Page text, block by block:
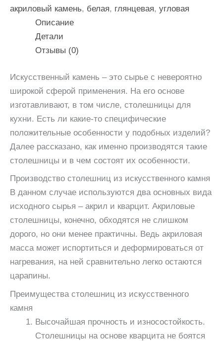
акриловый камень, белая, глянцевая, угловая
Описание
Детали
Отзывы (0)
Искусственный камень – это сырье с невероятно
широкой сферой применения. На его основе
изготавливают, в том числе, столешницы для
кухни. Есть ли какие-то специфические
положительные особенности у подобных изделий?
Далее рассказано, как именно производятся такие
столешницы и в чем состоят их особенности.
Производство столешниц из искусственного камня
В данном случае используются два основных вида
исходного сырья – акрил и кварцит. Акриловые
столешницы, конечно, обходятся не слишком
дорого, но они менее практичны. Ведь акриловая
масса может испортиться и деформироваться от
нагревания, на ней сравнительно легко остаются
царапины.
Преимущества столешниц из искусственного
камня
Высочайшая прочность и износостойкость.
Столешницы на основе кварцита не боятся